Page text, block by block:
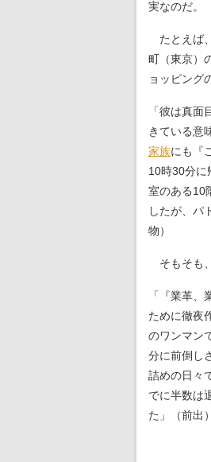
実なのだ。
たとえば
町（東京）
ョッピング
「彼は真
きている意
家族にも『
10時30分に
室のある10
したが、パ
物）
そもそも
「『業革
ために徹夜
のワンマン
分に前倒し
詰めの日々
でに半数は
た」（前出）